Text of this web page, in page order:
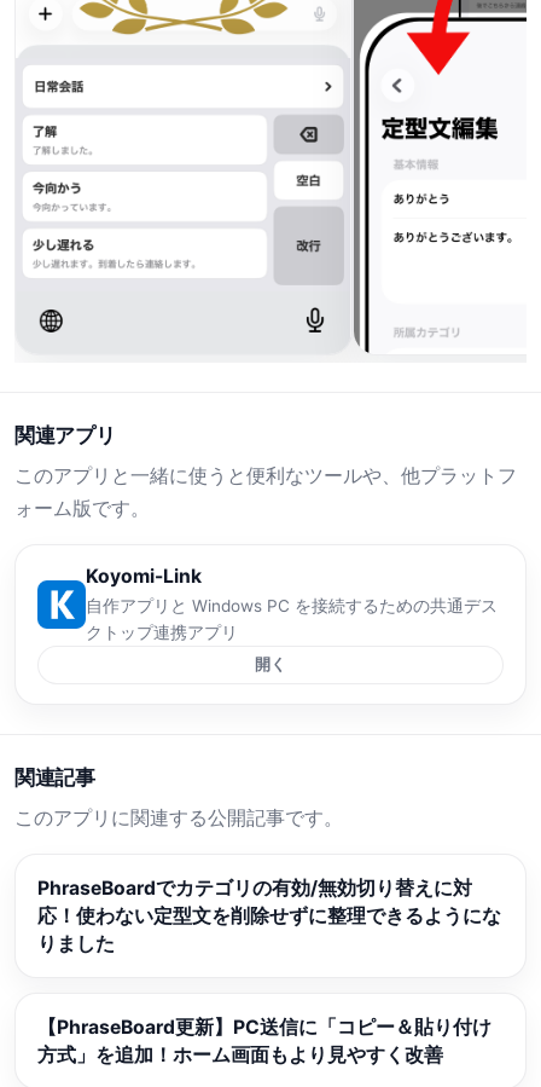
関連アプリ
このアプリと一緒に使うと便利なツールや、他プラットフ
ォーム版です。
Koyomi-Link
自作アプリと Windows PC を接続するための共通デス
クトップ連携アプリ
開く
関連記事
このアプリに関連する公開記事です。
PhraseBoardでカテゴリの有効/無効切り替えに対
応！使わない定型文を削除せずに整理できるようにな
りました
【PhraseBoard更新】PC送信に「コピー＆貼り付け
方式」を追加！ホーム画面もより見やすく改善